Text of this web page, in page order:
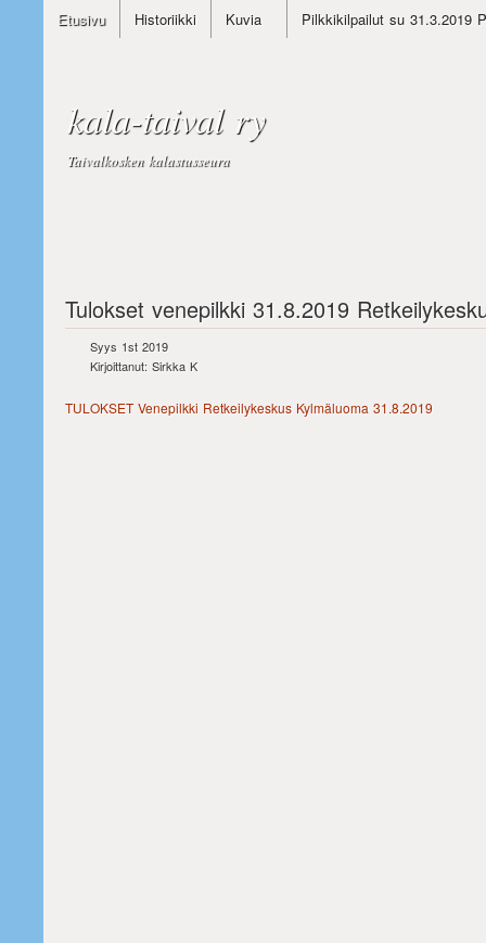
Etusivu Historiikki Kuvia Pilkkikilpailut su 31.3.2019
kala-taival ry
Taivalkosken kalastusseura
Tulokset venepilkki 31.8.2019
Syys 1st 2019
Kirjoittanut: Sirkka K
TULOKSET Venepilkki Retkeilykeskus Kylmäluoma 31.8.2019